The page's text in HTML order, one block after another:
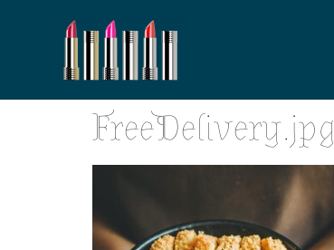
FreeDelivery.jpg